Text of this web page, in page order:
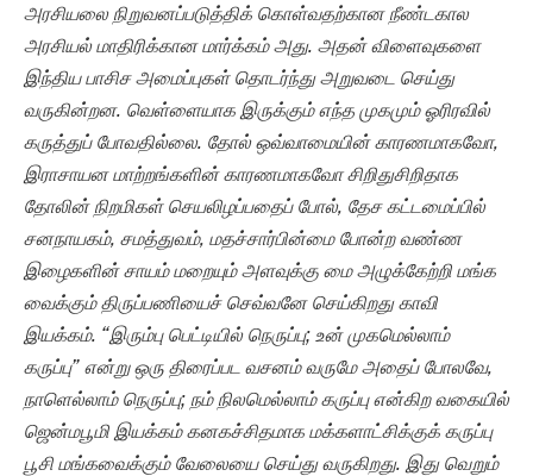
அரசியலை நிறுவனப்படுத்திக் கொள்வதற்கான நீண்டகால
அரசியல் மாதிரிக்கான மார்க்கம் அது. அதன் விளைவுகளை
இந்திய பாசிச அமைப்புகள் தொடர்ந்து அறுவடை செய்து
வருகின்றன. வெள்ளையாக இருக்கும் எந்த முகமும் ஓரிரவில்
கருத்துப் போவதில்லை. தோல் ஒவ்வாமையின் காரணமாகவோ,
இராசாயன மாற்றங்களின் காரணமாகவோ சிறிதுசிறிதாக
தோலின் நிறமிகள் செயலிழப்பதைப் போல், தேச கட்டமைப்பில்
சனநாயகம், சமத்துவம், மதச்சார்பின்மை போன்ற வண்ண
இழைகளின் சாயம் மறையும் அளவுக்கு மை அழுக்கேற்றி மங்க
வைக்கும் திருப்பணியைச் செவ்வனே செய்கிறது காவி
இயக்கம். “இரும்பு பெட்டியில் நெருப்பு; உன் முகமெல்லாம்
கருப்பு” என்று ஒரு திரைப்பட வசனம் வருமே அதைப் போலவே,
நாளெல்லாம் நெருப்பு; நம் நிலமெல்லாம் கருப்பு என்கிற வகையில்
ஜென்மபூமி இயக்கம் கனகச்சிதமாக மக்களாட்சிக்குக் கருப்பு
பூசி மங்கவைக்கும் வேலையை செய்து வருகிறது. இது வெறும்